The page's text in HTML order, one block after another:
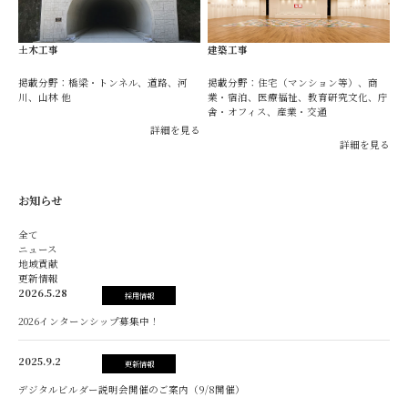
土木工事
掲載分野：橋梁・トンネル、道路、河
川、山林 他
詳細を見る
建築工事
掲載分野：住宅（マンション等）、商
業・宿泊、医療福祉、教育研究文化、庁
舎・オフィス、産業・交通
詳細を見る
お知らせ
全て
ニュース
地域貢献
更新情報
2026.5.28
採用情報
2026インターンシップ募集中！
2025.9.2 更新情報
デジタルビルダー説明会開催のご案内（9/8開催）